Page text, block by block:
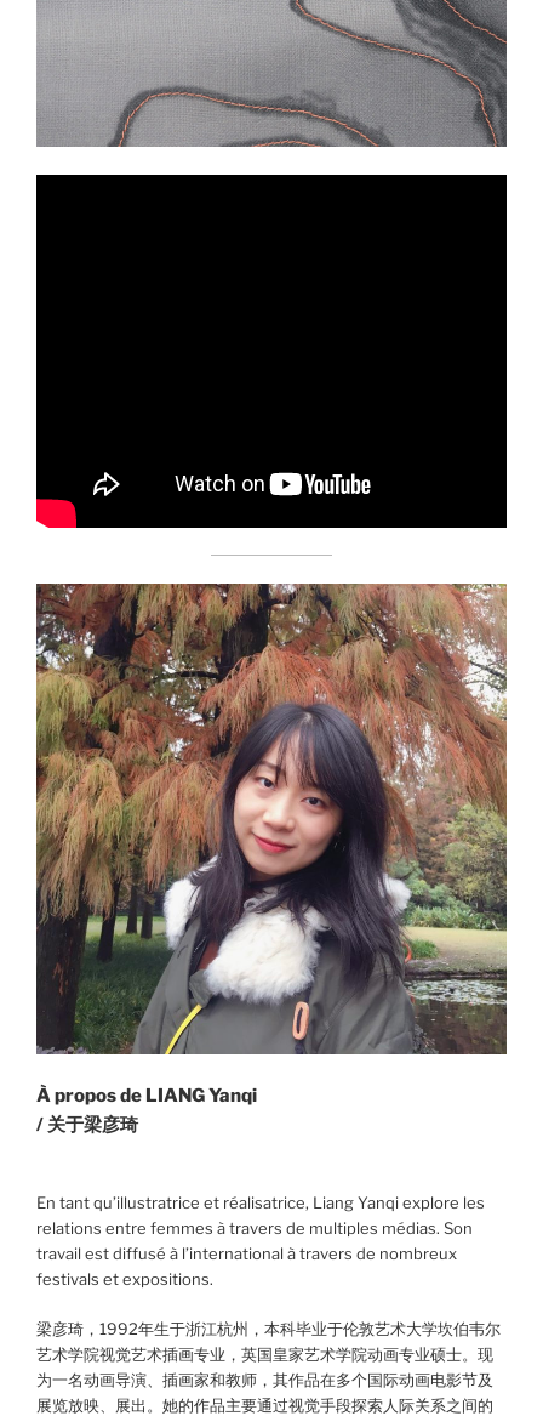
À propos de LIANG Yanqi
/ 关于梁彦琦
En tant qu’illustratrice et réalisatrice, Liang Yanqi explore les
relations entre femmes à travers de multiples médias. Son
travail est diffusé à l’international à travers de nombreux
festivals et expositions.
梁彦琦，1992年生于浙江杭州，本科毕业于伦敦艺术大学坎伯韦尔
艺术学院视觉艺术插画专业，英国皇家艺术学院动画专业硕士。现
为一名动画导演、插画家和教师，其作品在多个国际动画电影节及
展览放映、展出。她的作品主要通过视觉手段探索人际关系之间的